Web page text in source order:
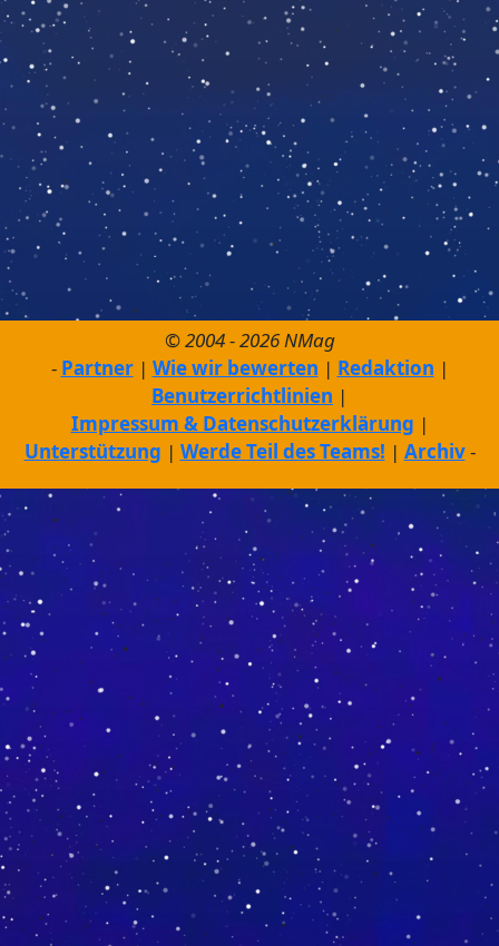
© 2004 - 2026 NMag
Partner
Wie wir bewerten
Redaktion
Benutzerrichtlinien
Impressum & Datenschutzerklärung
Unterstützung
Werde Teil des Teams! Archiv